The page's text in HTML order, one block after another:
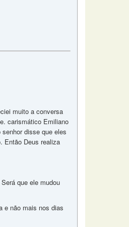
muito a conversa
carismático Emiliano
disse que eles
Então Deus realiza
que ele mudou
e não mais nos dias